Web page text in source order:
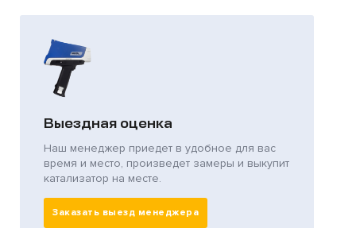
Выездная оценка
Наш менеджер приедет в удобное для вас
время и место, произведет замеры и выкупит
катализатор на месте.
Заказать выезд менеджера